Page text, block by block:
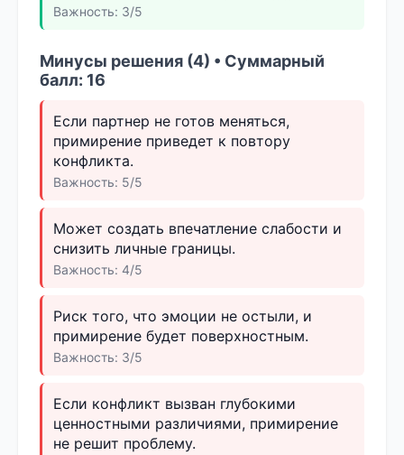
Важность: 3/5
Минусы решения (4) • Суммарный
балл: 16
Если партнер не готов меняться,
примирение приведет к повтору
конфликта.
Важность: 5/5
Может создать впечатление слабости и
снизить личные границы.
Важность: 4/5
Риск того, что эмоции не остыли, и
примирение будет поверхностным.
Важность: 3/5
Если конфликт вызван глубокими
ценностными различиями, примирение
не решит проблему.